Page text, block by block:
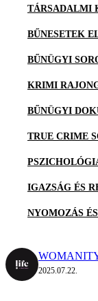
TÁRSADALMI
BŰNESETEK
BŰNÜGYI
KRIMI
BŰNÜGYI
TRUE CRIME
IGAZSÁG ÉS
NYOMOZÁS
2025.07.22.